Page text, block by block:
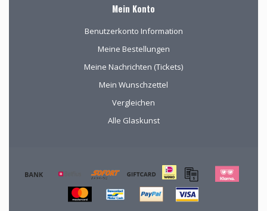
Mein Konto
Benutzerkonto Information
Meine Bestellungen
Meine Nachrichten (Tickets)
Mein Wunschzettel
Vergleichen
Alle Glaskunst